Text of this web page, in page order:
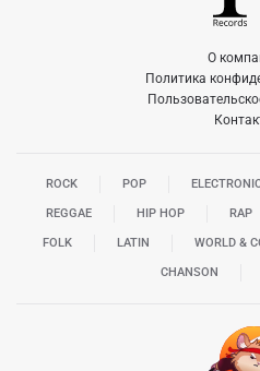
О
Политика
ROCK POP
REGGAE HIP HOP RAP
FOLK LATIN WORLD &
CHANSON